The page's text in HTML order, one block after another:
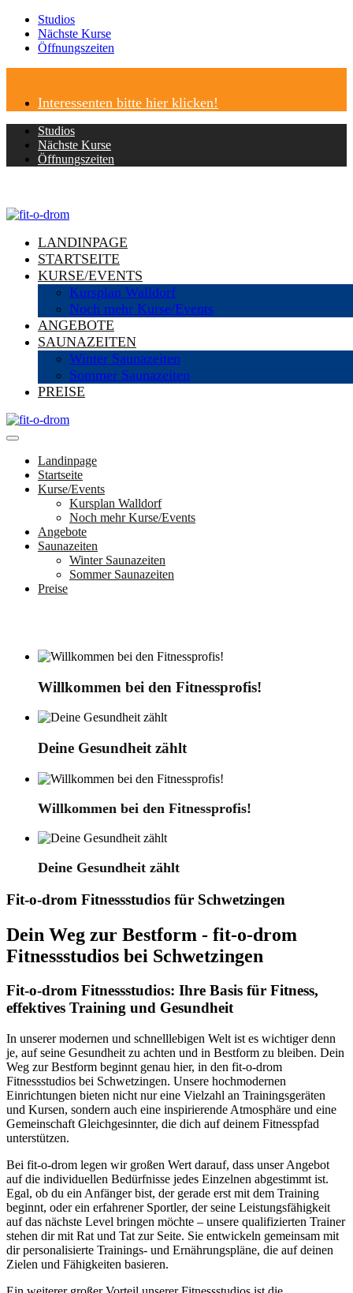
Studios
Nächste Kurse
Öffnungszeiten
Interessenten bitte hier klicken!
Studios
Nächste Kurse
Öffnungszeiten
LANDINPAGE
STARTSEITE
KURSE/EVENTS
Kursplan Walldorf
Noch mehr Kurse/Events
ANGEBOTE
SAUNAZEITEN
Winter Saunazeiten
Sommer Saunazeiten
PREISE
Landinpage
Startseite
Kurse/Events
Kursplan Walldorf
Noch mehr Kurse/Events
Angebote
Saunazeiten
Winter Saunazeiten
Sommer Saunazeiten
Preise
Willkommen bei den Fitnessprofis!
Deine Gesundheit zählt
Willkommen bei den Fitnessprofis!
Deine Gesundheit zählt
Fit-o-drom Fitnessstudios für Schwetzingen
Dein Weg zur Bestform - fit-o-drom
Fitnessstudios bei Schwetzingen
Fit-o-drom Fitnessstudios: Ihre Basis für Fitness,
effektives Training und Gesundheit
In unserer modernen und schnelllebigen Welt ist es wichtiger denn
je, auf seine Gesundheit zu achten und in Bestform zu bleiben. Dein
Weg zur Bestform beginnt genau hier, in den fit-o-drom
Fitnessstudios bei Schwetzingen. Unsere hochmodernen
Einrichtungen bieten nicht nur eine Vielzahl an Trainingsgeräten
und Kursen, sondern auch eine inspirierende Atmosphäre und eine
Gemeinschaft Gleichgesinnter, die dich auf deinem Fitnesspfad
unterstützen.
Bei fit-o-drom legen wir großen Wert darauf, dass unser Angebot
auf die individuellen Bedürfnisse jedes Einzelnen abgestimmt ist.
Egal, ob du ein Anfänger bist, der gerade erst mit dem Training
beginnt, oder ein erfahrener Sportler, der seine Leistungsfähigkeit
auf das nächste Level bringen möchte – unsere qualifizierten Trainer
stehen dir mit Rat und Tat zur Seite. Sie entwickeln gemeinsam mit
dir personalisierte Trainings- und Ernährungspläne, die auf deinen
Zielen und Fähigkeiten basieren.